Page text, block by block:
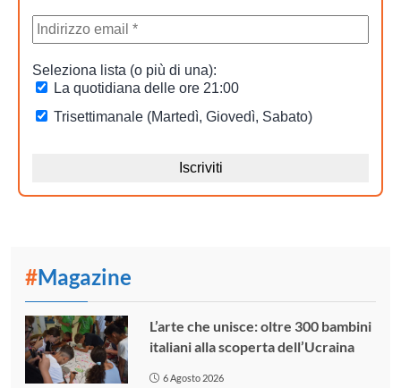
#Magazine
L’arte che unisce: oltre 300 bambini
italiani alla scoperta dell’Ucraina
6 Agosto 2026